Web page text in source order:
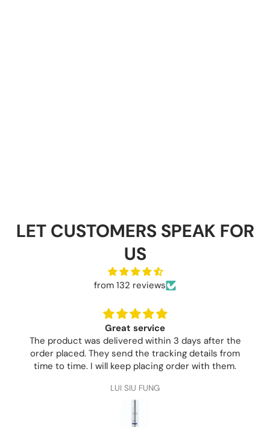
LET CUSTOMERS SPEAK FOR
US
from 132 reviews
Great service
product was delivered within 3 days after the
placed. They send the tracking details from
to time. I will keep placing order with them.
LUI SIU FUNG